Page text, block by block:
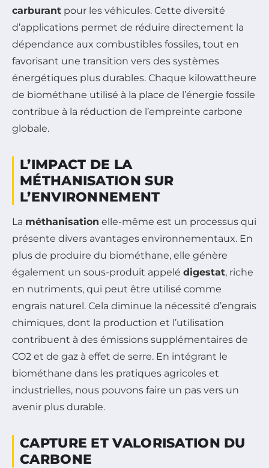
carburant pour les véhicules. Cette diversité
d’applications permet de réduire directement la
dépendance aux combustibles fossiles, tout en
favorisant une transition vers des systèmes
énergétiques plus durables. Chaque kilowattheure
de biométhane utilisé à la place de l’énergie fossile
contribue à la réduction de l’empreinte carbone
globale.
L’IMPACT DE LA
MÉTHANISATION SUR
L’ENVIRONNEMENT
La méthanisation elle-même est un processus qui
présente divers avantages environnementaux. En
plus de produire du biométhane, elle génère
également un sous-produit appelé digestat, riche
en nutriments, qui peut être utilisé comme
engrais naturel. Cela diminue la nécessité d’engrais
chimiques, dont la production et l’utilisation
contribuent à des émissions supplémentaires de
CO2 et de gaz à effet de serre. En intégrant le
biométhane dans les pratiques agricoles et
industrielles, nous pouvons faire un pas vers un
avenir plus durable.
CAPTURE ET VALORISATION DU
CARBONE